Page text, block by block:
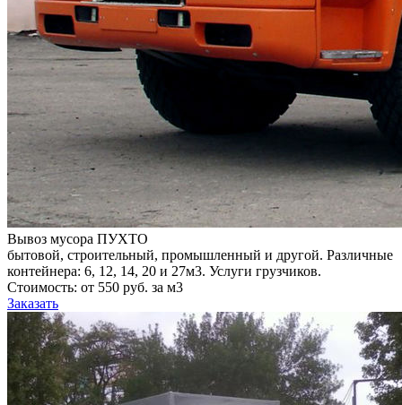
Вывоз мусора ПУХТО
бытовой, строительный, промышленный и другой. Различные
контейнера: 6, 12, 14, 20 и 27м3. Услуги грузчиков.
Стоимость: от 550 руб. за м3
Заказать